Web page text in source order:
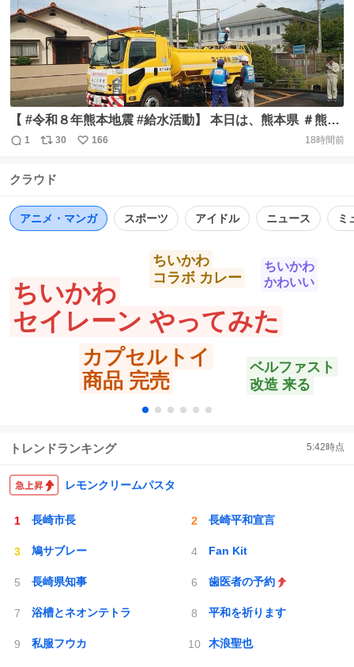
ところです。 https://t.co/Bb7tS4sARL
数
【 #令和８年熊本地震 #給水活動】 本日は、熊本県 ＃熊本
市 総合体育館で自治体支援車両の積載タンクへ給水を行い
分）です。 被災地で生活される皆様の負担が少しでも軽減
#TECｰFORCE #給水支援 https://t.co/PqECcWQLzn
返
数
1
リ
ス
数
30
い
166 18時間前
クラウド
アニメ・マンガ スポーツ アイドル ニュース ミ
ちいかわ
セイレーン やってみた
カプセルトイ
商品 完売
ちいかわ
コラボ カレー
ベルファスト
改造 来る
ちいかわ
かわいい
トレンドランキング 5:42時点
レモンクリームパスタ
長崎市長 長崎平和宣言
鳩サブレー Fan Kit
長崎県知事 歯医者の予約
浴槽とネオンテトラ 平和を祈ります
私服フウカ 木浪聖也